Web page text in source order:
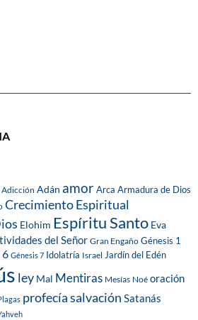
Adicción Adán amorArca Armadura de Dios
Crecimiento Espiritual
Elohim Espíritu Santo Eva
del Señor Gran Engaño Génesis 1
6 Génesis 7 Idolatría Israel Jardín del Edén
ley Mal Mentiras Mesías Noé oración
profecíasalvación Satanás